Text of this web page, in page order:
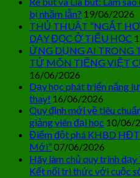
bị nhầm lẫn? 19/06/2026
THỦ THUẬT “NGẮT
DẠY ĐỌC Ở TIỂU HỌC
ỨNG DỤNG AI TRONG
TỬ MÔN TIẾNG VIỆT
16/06/2026
Dạy học phát triển năng
thay! 16/06/2026
Quy định mới về tiêu
giảng viên đại học 10/06/
Điểm đột phá KHBD
Mới”07/06/2026
Hãy làm chủ quy trình
Kết nối tri thức với cuộc